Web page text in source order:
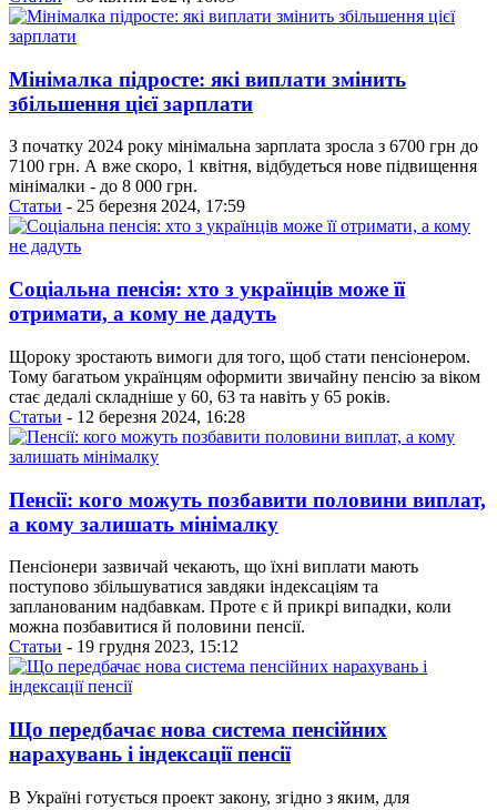
Мінімалка підросте: які виплати змінить
збільшення цієї зарплати
З початку 2024 року мінімальна зарплата зросла з 6700 грн до
7100 грн. А вже скоро, 1 квітня, відбудеться нове підвищення
мінімалки - до 8 000 грн.
Статьи - 25 березня 2024, 17:59
Соціальна пенсія: хто з українців може її
отримати, а кому не дадуть
Щороку зростають вимоги для того, щоб стати пенсіонером.
Тому багатьом українцям оформити звичайну пенсію за віком
стає дедалі складніше у 60, 63 та навіть у 65 років.
Статьи - 12 березня 2024, 16:28
Пенсії: кого можуть позбавити половини виплат,
а кому залишать мінімалку
Пенсіонери зазвичай чекають, що їхні виплати мають
поступово збільшуватися завдяки індексаціям та
запланованим надбавкам. Проте є й прикрі випадки, коли
можна позбавитися й половини пенсії.
Статьи - 19 грудня 2023, 15:12
Що передбачає нова система пенсійних
нарахувань і індексації пенсії
В Україні готується проект закону, згідно з яким, для